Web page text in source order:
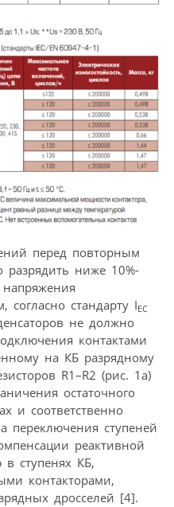
перед повторным
ниже 10%-
согласно стандарту IEC
не должно
контактами
на КБ разрядному
R1–R2 (рис. 1а)
остаточного
и соответственно
переключения ступеней
реактивной
ступенях КБ,
контакторами,
дросселей [4].